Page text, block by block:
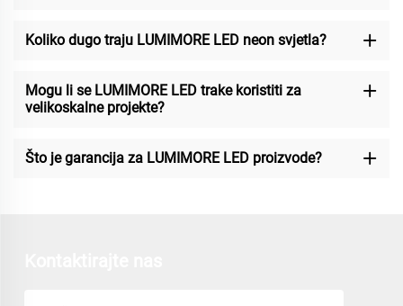
Koliko dugo traju LUMIMORE LED neon svjetla?
Mogu li se LUMIMORE LED trake koristiti za
velikoskalne projekte?
Što je garancija za LUMIMORE LED proizvode?